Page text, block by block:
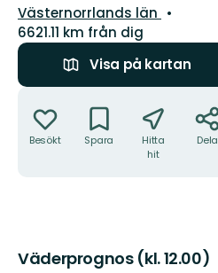
Län:
Västernorrlands län
6621.11 km från dig
Visa på kartan
Besökt Spara
Hitta
hit
Dela
Väderprognos (kl. 12.00)